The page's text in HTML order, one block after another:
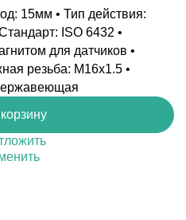
15мм • Тип действия:
ISO 6432 •
для датчиков •
резьба: M16x1.5 •